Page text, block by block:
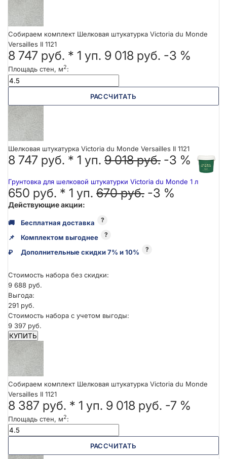
Собираем комплект Шелковая штукатурка Victoria du Monde
Versailles II 1121
8 747 руб. * 1 уп. 9 018 руб. -3 %
Площадь стен, м2:
РАССЧИТАТЬ
Шелковая штукатурка Victoria du Monde Versailles II 1121
8 747 руб. * 1 уп. 9 018 руб. -3 %
Грунтовка для шелковой штукатурки Victoria du Monde 1 л
650 руб. * 1 уп. 670 руб. -3 %
Действующие акции:
🚚 Бесплатная доставка ?
📌 Комплектом выгоднее ?
₽ Дополнительные скидки 7% и 10% ?
Стоимость набора без скидки:
9 688 руб.
Выгода:
291 руб.
Стоимость набора с учетом выгоды:
9 397 руб.
КУПИТЬ
Собираем комплект Шелковая штукатурка Victoria du Monde
Versailles II 1121
8 387 руб. * 1 уп. 9 018 руб. -7 %
Площадь стен, м2:
РАССЧИТАТЬ